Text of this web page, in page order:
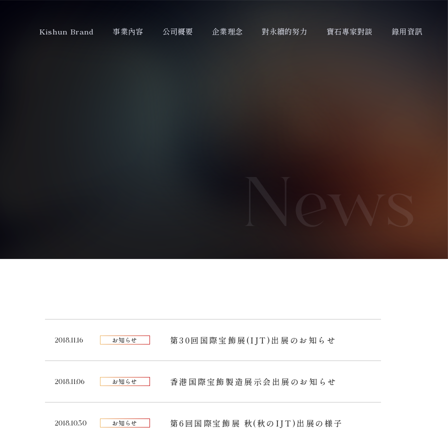
Kishun Brand 事業內容 公司概要 企業理念 對永續的努力 寶石專家對談 錄用資訊
News
2018.11.16 お知らせ 第30回国際宝飾展(IJT)出展のお知らせ
2018.11.06 お知らせ 香港国際宝飾製造展示会出展のお知らせ
2018.10.30 お知らせ 第6回国際宝飾展 秋(秋のIJT)出展の様子